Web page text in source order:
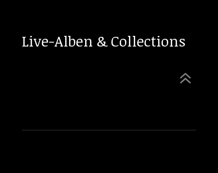
Live-Alben & Collections
6